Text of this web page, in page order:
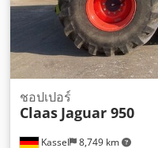
Kassel 8,749 km
ชอปเปอร์
Claas Jaguar 950